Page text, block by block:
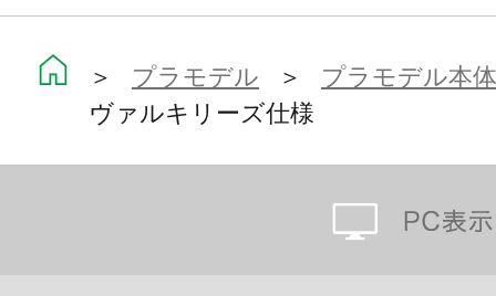
重量により垂れ下がることなくポー
・「92式多目的自律誘導弾システム
めの専用肩部パーツが新規造形。装
・伊隅ヴァルキリーズ各機が再現可
＞ プラモデル ＞ プラモデル本体
ヴァルキリーズ仕様